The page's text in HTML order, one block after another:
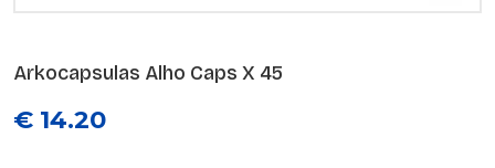
Arkocapsulas Alho Caps X 45
€ 14.20